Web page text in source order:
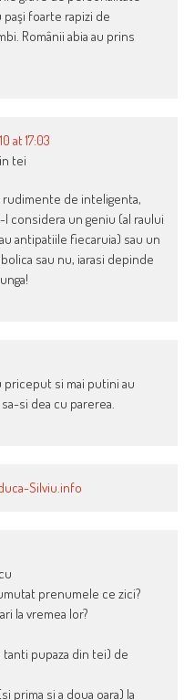
foarte rapizi de
Românii abia au prins
at 17:03
tei
rudimente de inteligenta,
l considera un geniu (al raului
antipatiile fiecaruia) sau un
sau nu, iarasi depinde
priceput si mai putini au
si dea cu parerea.
Silviu.info
prenumele ce zici?
la vremea lor?
tanti pupaza din tei) de
prima si a doua oara) la